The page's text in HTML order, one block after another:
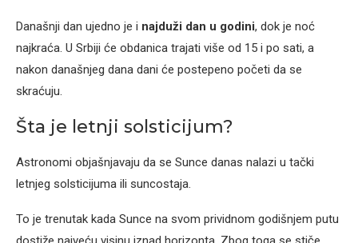
Današnji dan ujedno je i najduži dan u godini, dok je noć
najkraća. U Srbiji će obdanica trajati više od 15 i po sati, a
nakon današnjeg dana dani će postepeno početi da se
skraćuju.
Šta je letnji solsticijum?
Astronomi objašnjavaju da se Sunce danas nalazi u tački
letnjeg solsticijuma ili suncostaja.
To je trenutak kada Sunce na svom prividnom godišnjem putu